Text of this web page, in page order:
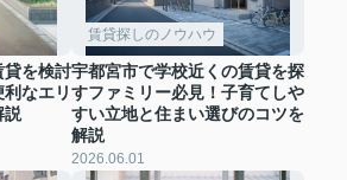
貸を検討
なエリ
説
賃貸探しのノウハウ
宇都宮市で学校近くの賃貸を探
すファミリー必見！子育てしや
すい立地と住まい選びのコツを
解説
2026.06.01